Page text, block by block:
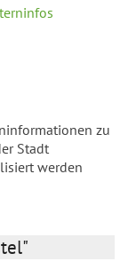
zu
Stadt
werden